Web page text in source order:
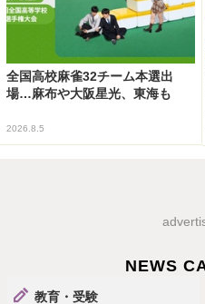
全国高校麻雀32チーム本選出
場…麻布や大阪星光、東海も
2026.8.5
NEWS
教育・受験